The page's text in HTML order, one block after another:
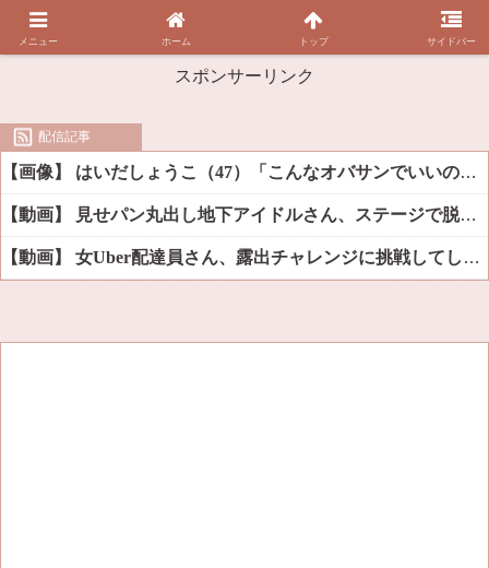
スポンサーリンク
配信記事
【画像】 はいだしょうこ（47）「こんなオバサンでいいの…？」
【動画】 見せパン丸出し地下アイドルさん、ステージで脱いでしまう
【動画】 女Uber配達員さん、露出チャレンジに挑戦してしまうｗｗｗｗ
メニュー ホーム トップ サイドバー